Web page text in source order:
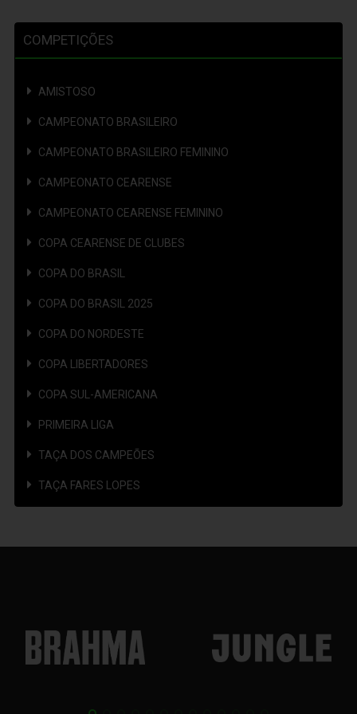
COMPETIÇÕES
AMISTOSO
CAMPEONATO BRASILEIRO
CAMPEONATO BRASILEIRO FEMININO
CAMPEONATO CEARENSE
CAMPEONATO CEARENSE FEMININO
COPA CEARENSE DE CLUBES
COPA DO BRASIL
COPA DO BRASIL 2025
COPA DO NORDESTE
COPA LIBERTADORES
COPA SUL-AMERICANA
PRIMEIRA LIGA
TAÇA DOS CAMPEÕES
TAÇA FARES LOPES